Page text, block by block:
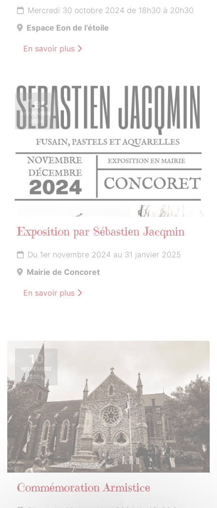
Mercredi 30 octobre 2024 de 18h30 à 20h30
Espace Eon de l’étoile
En savoir plus
1er
NOVEMBRE
2024
Exposition par Sébastien Jacqmin
Du 1er novembre 2024 au 31 janvier 2025
Mairie de Concoret
En savoir plus
10
NOVEMBRE
2024
Commémoration Armistice